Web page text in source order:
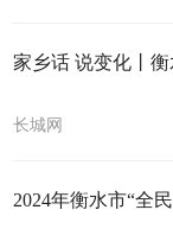
家乡话 说变化丨
长城网
2024年衡水市“全